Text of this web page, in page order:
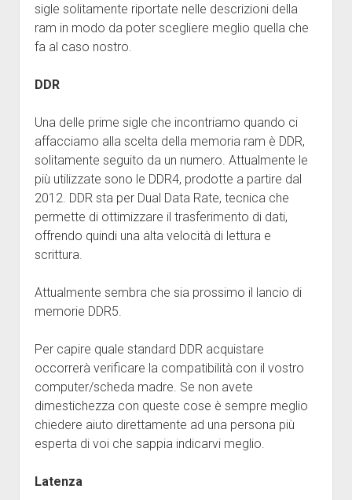
sigle solitamente riportate nelle descrizioni della
ram in modo da poter scegliere meglio quella che
fa al caso nostro.
DDR
Una delle prime sigle che incontriamo quando ci
affacciamo alla scelta della memoria ram è DDR,
solitamente seguito da un numero. Attualmente le
più utilizzate sono le DDR4, prodotte a partire dal
2012. DDR sta per Dual Data Rate, tecnica che
permette di ottimizzare il trasferimento di dati,
offrendo quindi una alta velocità di lettura e
scrittura.
Attualmente sembra che sia prossimo il lancio di
memorie DDR5.
Per capire quale standard DDR acquistare
occorrerà verificare la compatibilità con il vostro
computer/scheda madre. Se non avete
dimestichezza con queste cose è sempre meglio
chiedere aiuto direttamente ad una persona più
esperta di voi che sappia indicarvi meglio.
Latenza